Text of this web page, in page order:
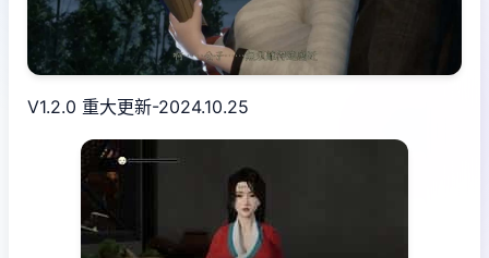
V1.2.0 重大更新-2024.10.25